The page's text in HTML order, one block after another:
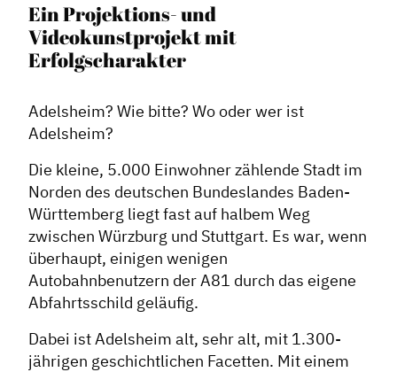
Ein Projektions- und
Videokunstprojekt mit
Erfolgscharakter
Adelsheim? Wie bitte? Wo oder wer ist
Adelsheim?
Die kleine, 5.000 Einwohner zählende Stadt im
Norden des deutschen Bundeslandes Baden-
Württemberg liegt fast auf halbem Weg
zwischen Würzburg und Stuttgart. Es war, wenn
überhaupt, einigen wenigen
Autobahnbenutzern der A81 durch das eigene
Abfahrtsschild geläufig.
Dabei ist Adelsheim alt, sehr alt, mit 1.300-
jährigen geschichtlichen Facetten. Mit einem